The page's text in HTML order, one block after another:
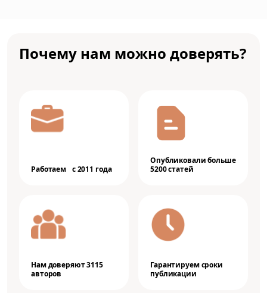
Почему нам можно доверять?
Работаем с 2011 года
Опубликовали больше
5200 статей
Нам доверяют 3115
авторов
Гарантируем сроки
публикации